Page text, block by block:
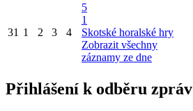
31 1 2 3 4
5
1
Skotské horalské hry
Zobrazit všechny
záznamy ze dne
Přihlášení k odběru zpráv